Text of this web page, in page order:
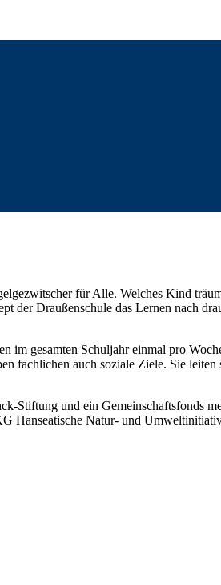
für Alle. Welches Kind
der Draußenschule das Lernen nach
gesamten Schuljahr einmal pro
fachlichen auch soziale Ziele. Sie leiten
Stiftung und ein Gemeinschaftsfonds
Hanseatische Natur- und